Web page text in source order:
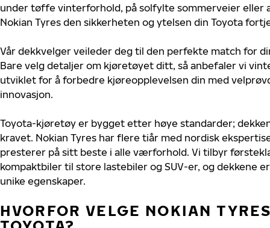
under tøffe vinterforhold, på solfylte sommerveier eller
Nokian Tyres den sikkerheten og ytelsen din Toyota
Vår dekkvelger veileder deg til den perfekte match for
Bare velg detaljer om kjøretøyet ditt, så anbefaler vi
utviklet for å forbedre kjøreopplevelsen din med
innovasjon.
Toyota-kjøretøy er bygget etter høye standarder;
kravet. Nokian Tyres har flere tiår med nordisk
presterer på sitt beste i alle værforhold. Vi tilbyr
kompaktbiler til store lastebiler og SUV-er, og dekkene
unike egenskaper.
HVORFOR VELGE NOKIAN